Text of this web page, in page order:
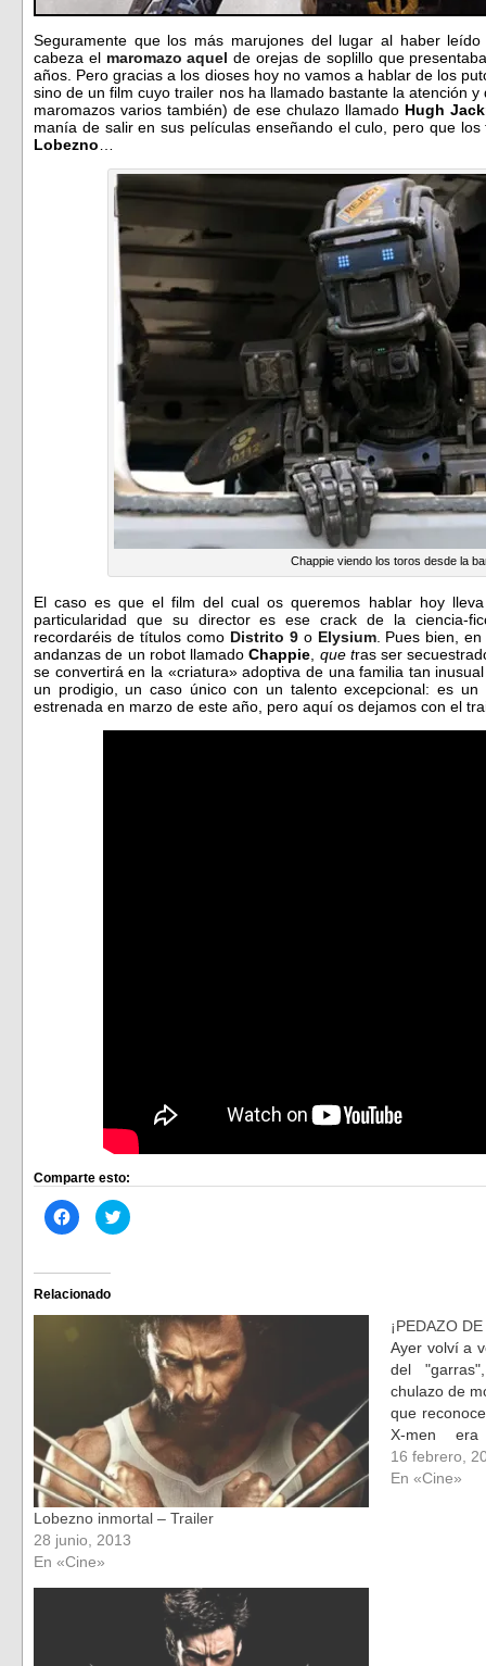
Seguramente que los más marujones del lugar al haber
cabeza el maromazo aquel de orejas de soplillo que
años. Pero gracias a los dioses hoy no vamos a hablar de los
sino de un film cuyo trailer nos ha llamado bastante la atención
maromazos varios también) de ese chulazo llamado Hugh
manía de salir en sus películas enseñando el culo, pero que
Lobezno
Chappie viendo los toros desde la
El caso es que el film del cual os queremos hablar hoy
particularidad que su director es ese crack de la ciencia-
recordaréis de títulos como Distrito 9o Elysium. Pues bien,
andanzas de un robot llamadoChappie que tras ser
se convertirá en la «criatura» adoptiva de una familia tan
un prodigio, un caso único con un talento excepcional: es
estrenada en marzo de este año, pero aquí os dejamos con el
Comparte esto:
Haz
clic
Facebook
(Se
abre
en
Haz
clic
en
una
ventana
nueva)
Relacionado
Lobezno inmortal – Trailer
28 junio, 2013
En «Cine»
¡PEDAZO
Ayer volví a
del
chulazo de
que
X-men
anunciaron
encarnado
16 febrero,
En «Cine»